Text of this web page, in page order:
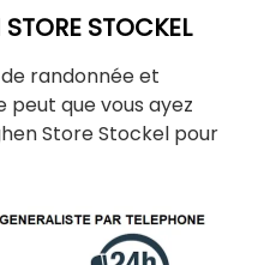
STOCKEL
randonnée et
peut que vous ayez
Store Stockel pour